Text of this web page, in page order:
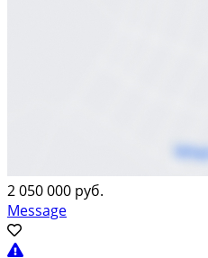
2 050 000 руб.
Message